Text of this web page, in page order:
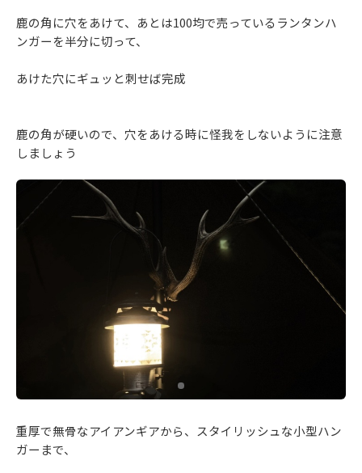
鹿の角に穴をあけて、あとは100均で売っているランタンハ
ンガーを半分に切って、
あけた穴にギュッと刺せば完成
鹿の角が硬いので、穴をあける時に怪我をしないように注意
しましょう
重厚で無骨なアイアンギアから、スタイリッシュな小型ハン
ガーまで、